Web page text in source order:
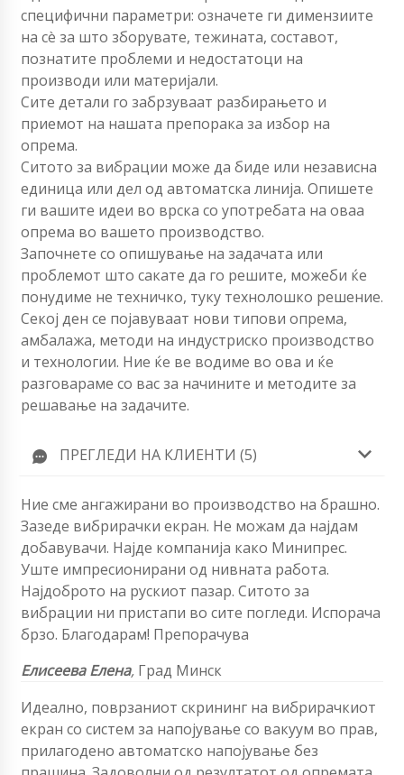
специфични параметри: означете ги димензиите
на сè за што зборувате, тежината, составот,
познатите проблеми и недостатоци на
производи или материјали.
Сите детали го забрзуваат разбирањето и
приемот на нашата препорака за избор на
опрема.
Ситото за вибрации може да биде или независна
единица или дел од автоматска линија. Опишете
ги вашите идеи во врска со употребата на оваа
опрема во вашето производство.
Започнете со опишување на задачата или
проблемот што сакате да го решите, можеби ќе
понудиме не техничко, туку технолошко решение.
Секој ден се појавуваат нови типови опрема,
амбалажа, методи на индустриско производство
и технологии. Ние ќе ве водиме во ова и ќе
разговараме со вас за начините и методите за
решавање на задачите.
ПРЕГЛЕДИ НА КЛИЕНТИ (5)
Ние сме ангажирани во производство на брашно.
Зазеде вибрирачки екран. Не можам да најдам
добавувачи. Најде компанија како Минипрес.
Уште импресионирани од нивната работа.
Најдоброто на рускиот пазар. Ситото за
вибрации ни пристапи во сите погледи. Испорача
брзо. Благодарам! Препорачува
Елисеева Елена, Град Минск
Идеално, поврзаниот скрининг на вибрирачкиот
екран со систем за напојување со вакуум во прав,
прилагодено автоматско напојување без